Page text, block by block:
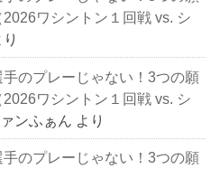
ワシントン１回戦 vs. シ
り
手のプレーじゃない！3つの願
ワシントン１回戦 vs. シ
ンふぁん より
手のプレーじゃない！3つの願